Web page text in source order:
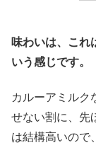
味わいは、これ
いう感じです。
カルーアミルク
せない割に、先
は結構高いので